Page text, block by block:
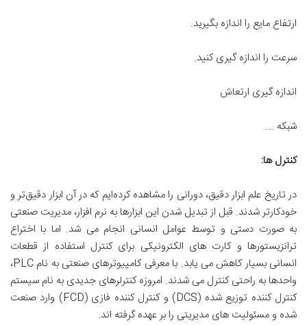
ارتفاع مایع را اندازه بگیرید.
سرعت را اندازه گیری کنید.
اندازه گیری ارتعاش
شبکه ….
کنترل ها:
در تاریخ علم ابزار دقیق، دورانی را مشاهده کرده‌ایم که در آن ابزار دقیق‌تر و
خودکارتر شدند. قبل از تبدیل شدن این ابزارها به نرم افزار، مدیریت صنعتی
به صورت دستی و توسط عوامل انسانی انجام می شد. اما با اختراع
ترانزیستورها و کارت های الکترونیکی برای کنترل استفاده از قطعات
انسانی بسیار کاهش می یابد. با معرفی کامپیوترهای صنعتی به نام PLC،
واحدها به راحتی کنترل می شدند. امروزه کنترلرهای جدیدی به نام سیستم
کنترل کننده توزیع شده (DCS) و کنترل کننده فازی (FCD) وارد صنعت
شده و مسئولیت های مدیریتی را بر عهده گرفته اند.